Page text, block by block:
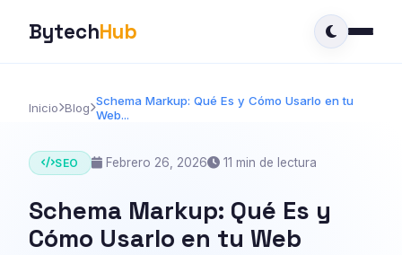
BytechHub
Inicio Blog Schema Markup: Qué Es y Cómo Usarlo en tu
Web...
SEO Febrero 26, 2026 11 min de lectura
Schema Markup: Qué Es y
Cómo Usarlo en tu Web